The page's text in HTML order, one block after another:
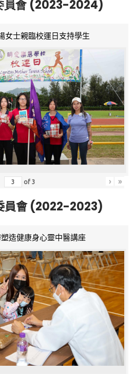
員會 (2023-2024)
女士親臨校運日支持學生
of3 › »
員會 (2022-2023)
造健康身心靈中醫講座